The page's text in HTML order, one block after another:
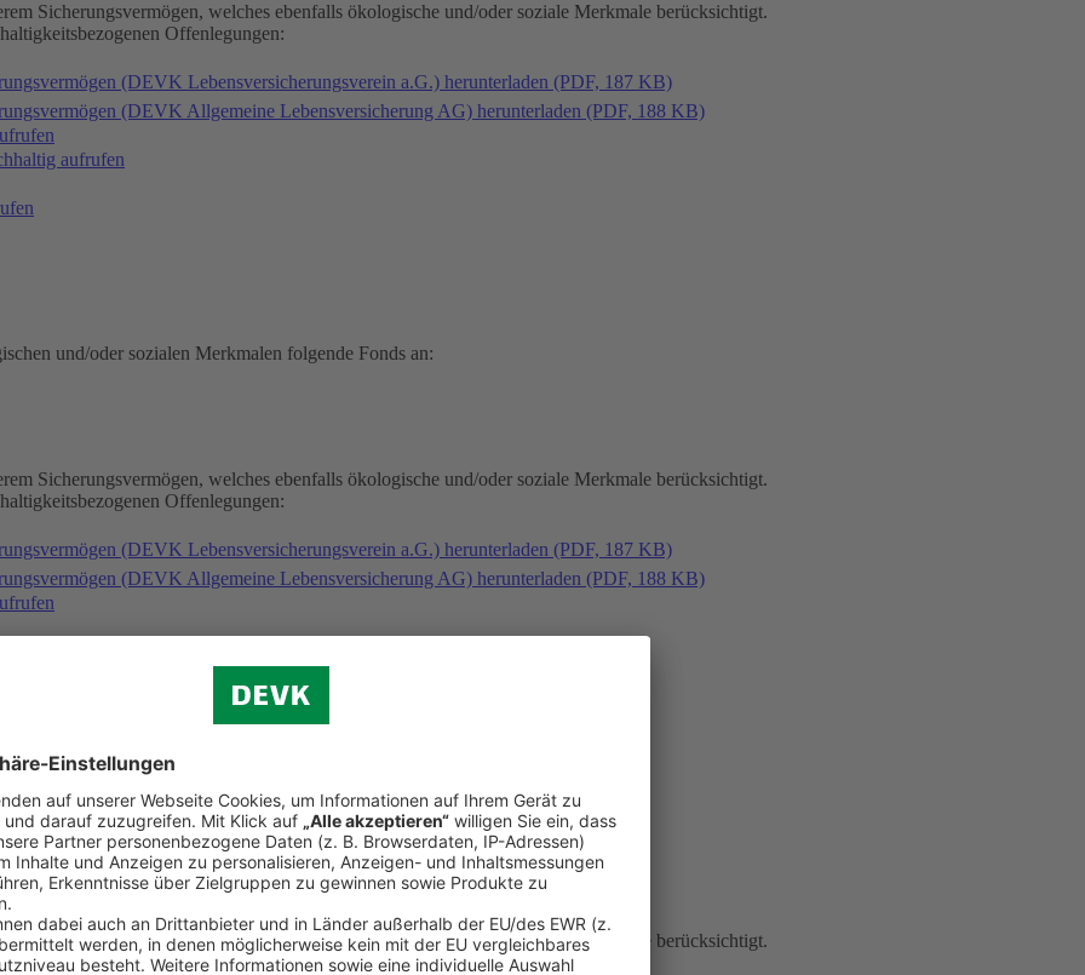
Sicherungsvermögen, welches ebenfalls ökologische und/oder soziale Merkmale berücksichtigt.
Offenlegungen:
(DEVK Lebensversicherungsverein a.G.) herunterladen (PDF, 187 KB)
(DEVK Allgemeine Lebensversicherung AG) herunterladen (PDF, 188 KB)
aufrufen
und/oder sozialen Merkmalen folgende Fonds an:
Sicherungsvermögen, welches ebenfalls ökologische und/oder soziale Merkmale berücksichtigt.
Offenlegungen:
(DEVK Lebensversicherungsverein a.G.) herunterladen (PDF, 187 KB)
(DEVK Allgemeine Lebensversicherung AG) herunterladen (PDF, 188 KB)
und/oder sozialen Merkmalen folgende Fonds an:
Sicherungsvermögen, welches ebenfalls ökologische und/oder soziale Merkmale berücksichtigt.
Offenlegungen: